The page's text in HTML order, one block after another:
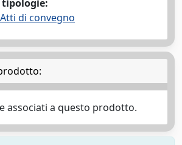
tipologie:
di convegno
associati a questo prodotto.